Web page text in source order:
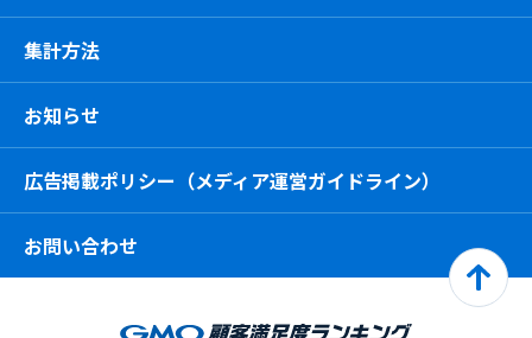
集計方法
お知らせ
広告掲載ポリシー（メディア運営ガイドライン）
お問い合わせ